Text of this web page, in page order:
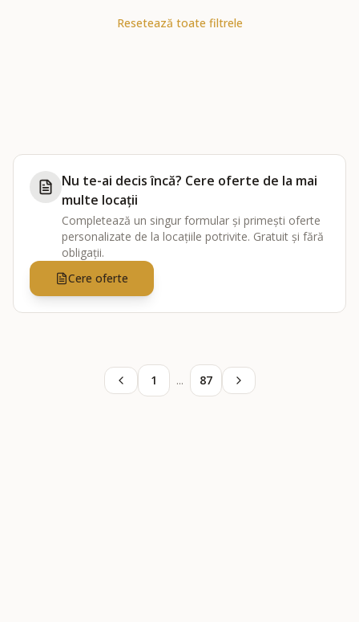
Resetează toate filtrele
Nu te-ai decis încă? Cere oferte de la mai
multe locații
Completează un singur formular și primești oferte
personalizate de la locațiile potrivite. Gratuit și fără
obligații.
Cere oferte
1 ... 87